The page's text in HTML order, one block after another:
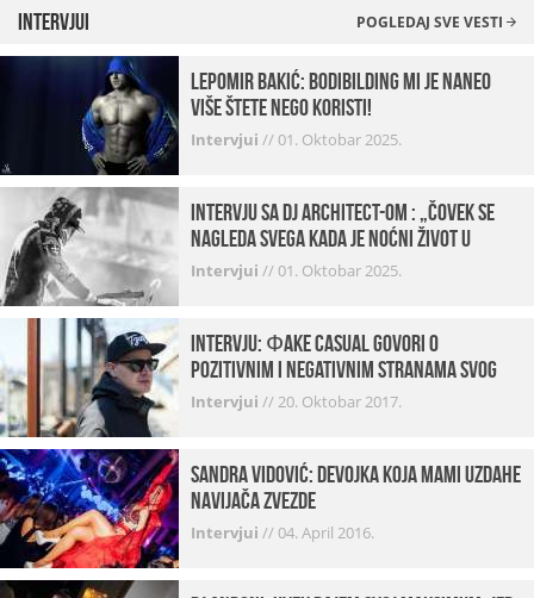
Intervjui POGLEDAJ SVE VESTI
Lepomir Bakić: Bodibilding mi je naneo
više štete nego koristi!
Intervjui //01. Oktobar 2025.
Intervju sa DJ Architect-om : „Čovek se
nagleda svega kada je noćni život u
pitanju. U klubovima najmanje vidim
Intervjui //01. Oktobar 2025.
INTERVJU: Фake Casual govori o
pozitivnim i negativnim stranama svog
posla, počecima, omiljenim mestima …
Intervjui //20. Oktobar 2017.
Sandra Vidović: devojka koja mami uzdahe
navijača Zvezde
Intervjui //04. April 2016.